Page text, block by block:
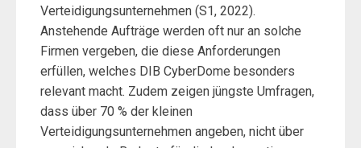
Verteidigungsunternehmen (S1, 2022).
Anstehende Aufträge werden oft nur an solche
Firmen vergeben, die diese Anforderungen
erfüllen, welches DIB CyberDome besonders
relevant macht. Zudem zeigen jüngste Umfragen,
dass über 70 % der kleinen
Verteidigungsunternehmen angeben, nicht über